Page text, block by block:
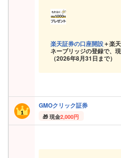
楽天証券の口座開設＋楽
ネーブリッジの登録で、
（2026年8月31日まで）
GMOクリック証券
現金2,000円